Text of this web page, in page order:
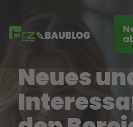
the
main
Neues